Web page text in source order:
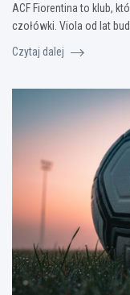
ACF Fiorentina to klub,
czołówki. Viola od lat
Czytaj dalej